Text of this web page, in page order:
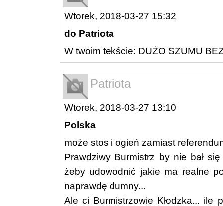
Wtorek, 2018-03-27 15:32
do Patriota
W twoim tekście: DUŻO SZUMU
Patriota
Wtorek, 2018-03-27 13:10
Polska
może stos i ogień zamiast
Prawdziwy Burmistrz by nie bał
żeby udowodnić jakie ma realne
naprawdę dumny...
Ale ci Burmistrzowie Kłodzka... ile